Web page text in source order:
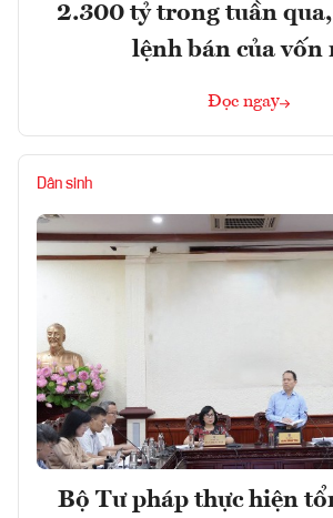
2.300 tỷ trong tuần
lệnh bán của vốn
Đọc ngay
Dân sinh
Bộ Tư pháp thực hiện